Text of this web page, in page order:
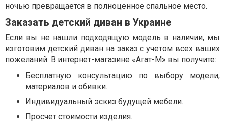
ночью превращается в полноценное спальное место.
Заказать детский диван в Украине
Если вы не нашли подходящую модель в наличии, мы
изготовим детский диван на заказ с учетом всех ваших
пожеланий. В интернет-магазине «Агат-М» вы получите:
Бесплатную консультацию по выбору модели,
материалов и обивки.
Индивидуальный эскиз будущей мебели.
Просчет стоимости изделия.